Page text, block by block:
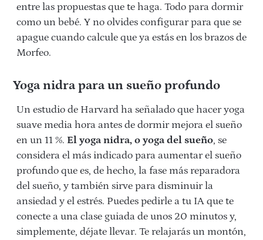
entre las propuestas que te haga. Todo para dormir
como un bebé. Y no olvides configurar para que se
apague cuando calcule que ya estás en los brazos de
Morfeo.
Yoga nidra para un sueño profundo
Un estudio de Harvard ha señalado que hacer yoga
suave media hora antes de dormir mejora el sueño
en un 11 %. El yoga nidra, o yoga del sueño, se
considera el más indicado para aumentar el sueño
profundo que es, de hecho, la fase más reparadora
del sueño, y también sirve para disminuir la
ansiedad y el estrés. Puedes pedirle a tu IA que te
conecte a una clase guiada de unos 20 minutos y,
simplemente, déjate llevar. Te relajarás un montón,